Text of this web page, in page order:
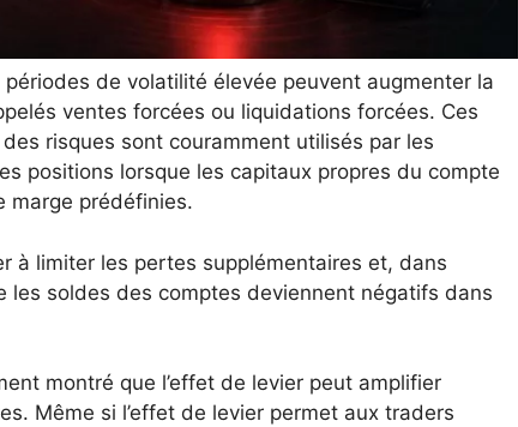
de volatilité élevée peuvent augmenter la
ventes forcées ou liquidations forcées. Ces
risques sont couramment utilisés par les
positions lorsque les capitaux propres du compte
marge prédéfinies.
à limiter les pertes supplémentaires et, dans
les soldes des comptes deviennent négatifs dans
montré que l’effet de levier peut amplifier
Même si l’effet de levier permet aux traders